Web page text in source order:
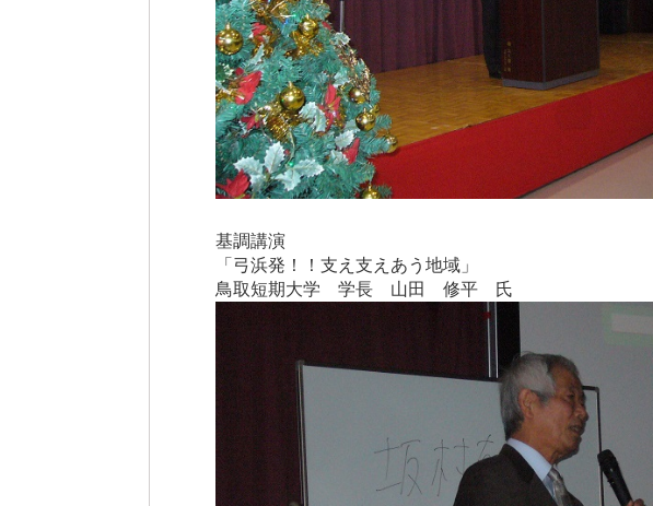
基調講演
「弓浜発！！支え支えあう地域」
鳥取短期大学 学長 山田 修平 氏